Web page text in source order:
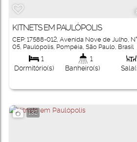
KITNETS EM PAULÓPOLIS
CEP: 17588-012, Avenida Nove de Julho,
05, Paulópolis, Pompéia, São Paulo, Brasil
1
Dormitório(s)
1
Banheiro(s)
132